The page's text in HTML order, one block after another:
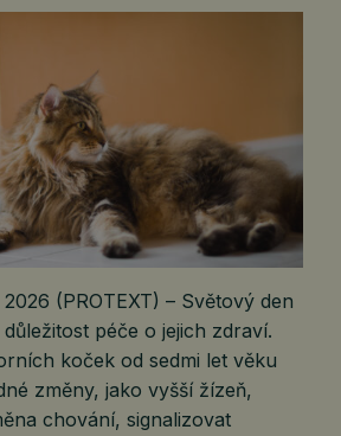
(PROTEXT) – Světový den
péče o jejich zdraví.
koček od sedmi let věku
změny, jako vyšší žízeň,
chování, signalizovat